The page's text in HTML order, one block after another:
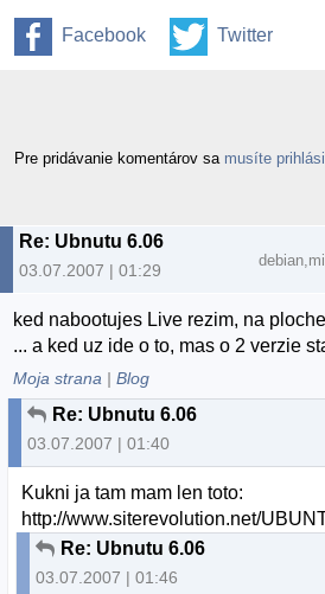
Facebook Twitter
Pre pridávanie komentárov sa musíte
Re: Ubnutu 6.06
03.07.2007 | 01:29
ked nabootujes Live rezim, na
... a ked uz ide o to, mas o 2 verzie
Moja strana |Blog
Re: Ubnutu 6.06
03.07.2007 | 01:40
Kukni ja tam mam len toto:
http://www.siterevolution.net/
Re: Ubnutu 6.06
03.07.2007 | 01:46